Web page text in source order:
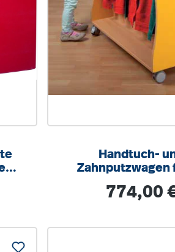
Handtuch-
Zahnputzwagen
cm, für
Regulärer
774,00